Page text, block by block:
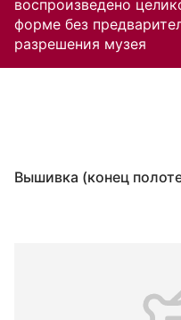
воспроизведено
форме без
разрешения музея
Вышивка (конец